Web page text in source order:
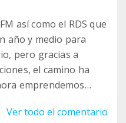
así como el RDS que
año y medio para
pero gracias a
el camino ha
emprendemos
desde
de equipos,
Ver todo el comentario